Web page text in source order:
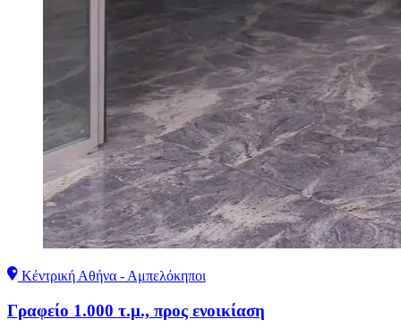
Κέντρική Αθήνα - Αμπελόκηποι
Γραφείο 1.000 τ.μ., προς ενοικίαση